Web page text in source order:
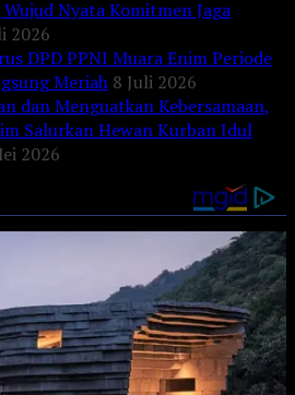
Nyata Komitmen Jaga
2026
DPD PPNI Muara Enim Periode
Meriah 8 Juli 2026
dan Menguatkan Kebersamaan,
Salurkan Hewan Kurban Idul
2026